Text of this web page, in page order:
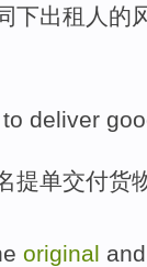
下出租人 的
deliver
提单交付货
original